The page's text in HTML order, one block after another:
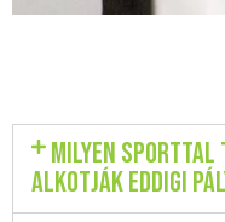
Milyen sporttal
alkotják eddigi